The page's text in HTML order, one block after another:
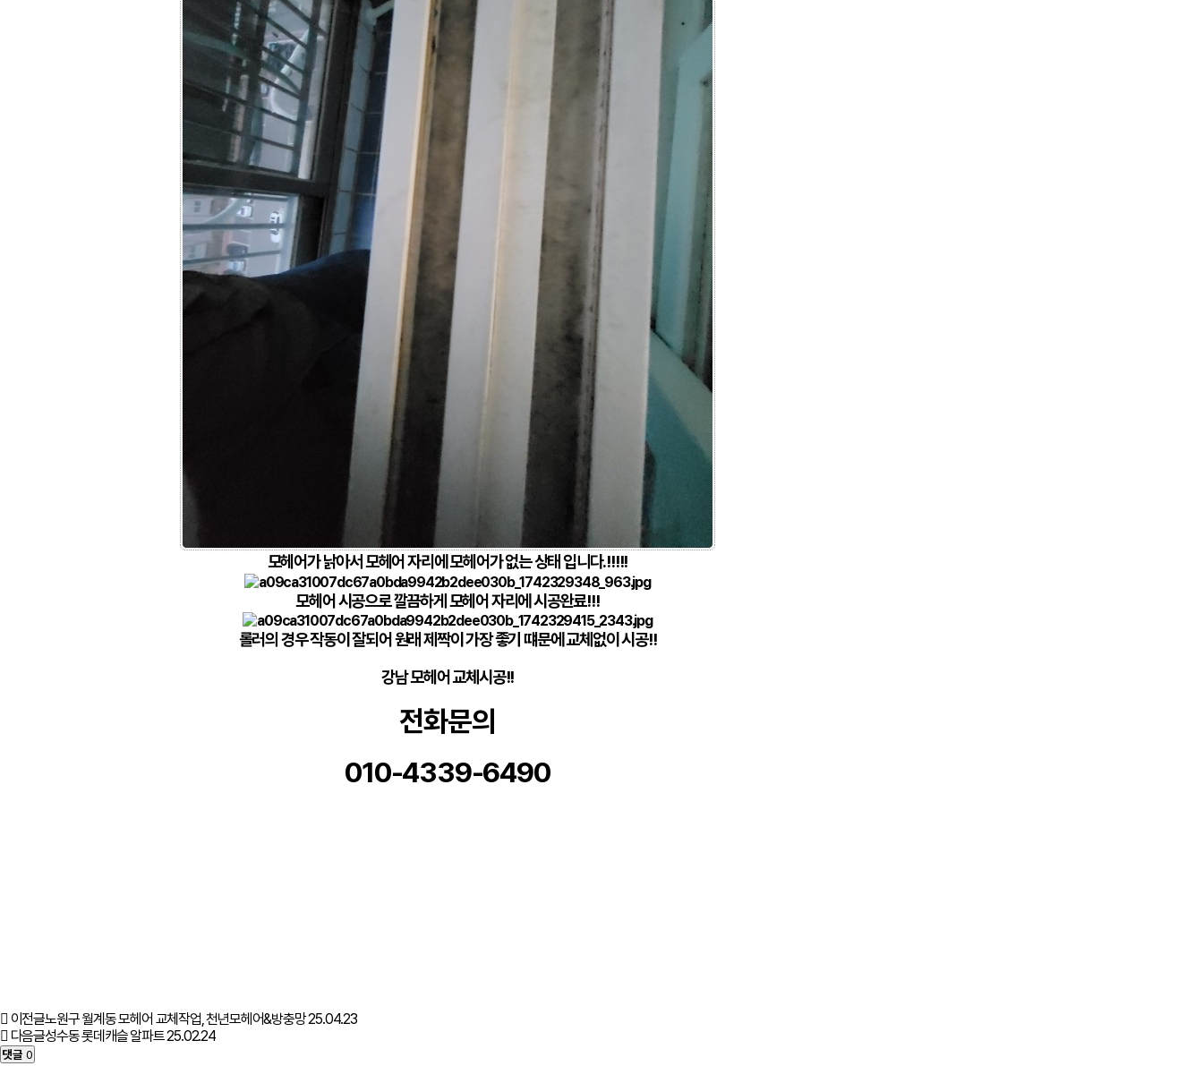
모헤어가 낡아서 모헤어 자리에 모헤어가 없는 상태 입니다.!!!!!
모헤어 시공으로 깔끔하게 모헤어 자리에 시공완료!!!
롤러의 경우 작동이 잘되어 원래 제짝이 가장 좋기 떄문에 교체없이 시공!!
강남 모헤어 교체시공!!
전화문의
010-4339-6490
이전글노원구 월계동 모헤어 교체작업, 천년모헤어&방충망25.04.23
다음글성수동 롯데캐슬 알파트25.02.24
댓글 0